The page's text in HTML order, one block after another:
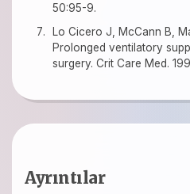
50:95-9.
Lo Cicero J, McCann B,
Prolonged ventilatory
surgery. Crit Care Med.
Ayrıntılar